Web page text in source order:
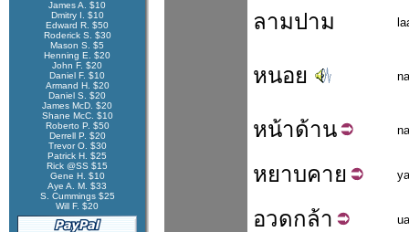
James A. $10
Dmitry I. $10
Edward R. $50
Roderick S. $30
Mason S. $5
Henning E. $20
John F. $20
Daniel F. $10
Armand H. $20
Daniel S. $20
James McD. $20
Shane McC. $10
Roberto P. $50
Derrell P. $20
Trevor O. $30
Patrick H. $25
Rick @SS $15
Gene H. $10
Aye A. M. $33
S. Cummings $25
Will F. $20
ลามปาม
หนอย
หน้าด้าน
หยาบคาย
อวดกล้า